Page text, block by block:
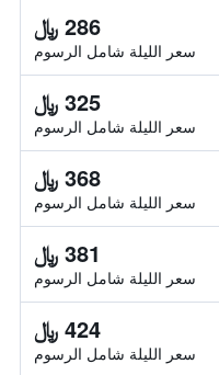
286 ﷼
سعر الليلة شامل الرسوم
325 ﷼
سعر الليلة شامل الرسوم
368 ﷼
سعر الليلة شامل الرسوم
381 ﷼
سعر الليلة شامل الرسوم
424 ﷼
سعر الليلة شامل الرسوم